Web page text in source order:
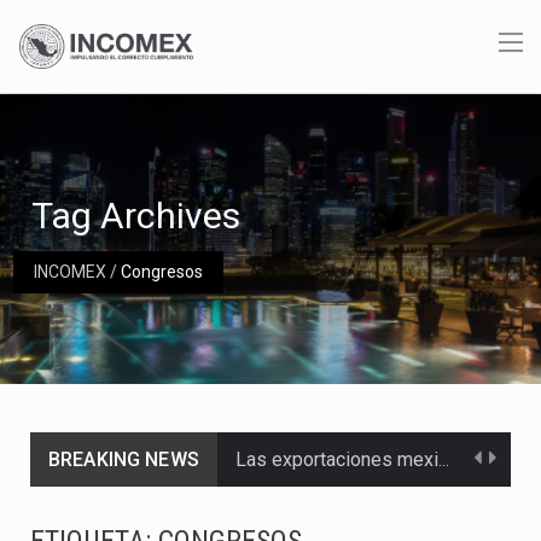
INCOMEX/Congresos
Tag Archives
BREAKING NEWS Las exportaciones mexicanas de vehículos ligeros disminuyeron 9.67 % en julio a tasa anual, alcanzando…